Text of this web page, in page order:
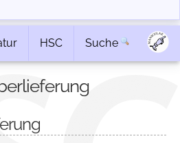
HSC Suche